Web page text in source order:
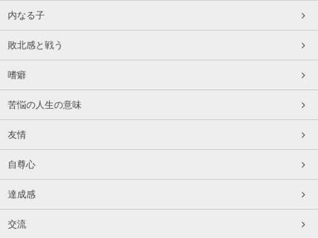
内なる子
敗北感と戦う
嗜癖
苦悩の人生の意味
友情
自尊心
達成感
交流